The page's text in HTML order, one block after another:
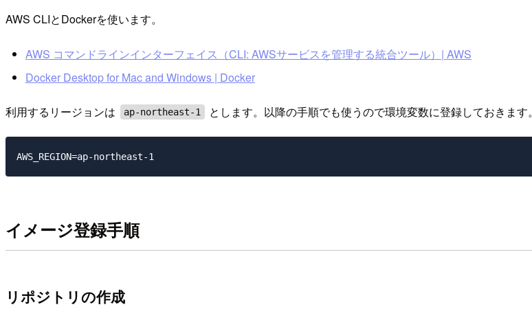
AWS CLIとDockerを使います。
AWS コマンドラインインターフェイス（CLI: AWSサービスを管理する統合ツール）| AWS
Docker Desktop for Mac and Windows | Docker
利用するリージョンは ap-northeast-1 とします。以降の手順でも使うので環境変数に登録しておきます。
イメージ登録手順
リポジトリの作成